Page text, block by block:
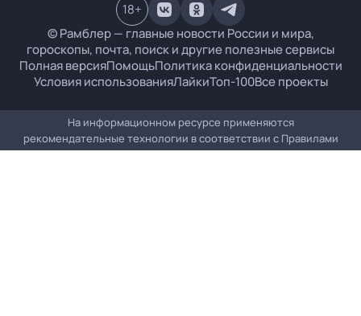
© Рамблер — главные новости России и мира,
гороскопы, почта, поиск и другие полезные сервисы
Полная версияПомощьПолитика конфиденциальности
Условия использованияЛайкиТоп-100Все проекты
18+
На информационном ресурсе применяются
рекомендательные технологии в соответствии с Правилами